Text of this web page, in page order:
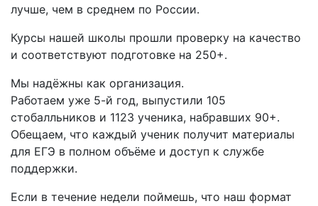
лучше, чем в среднем по России.
Курсы нашей школы прошли проверку на качество
и соответствуют подготовке на 250+.
Мы надёжны как организация.
Работаем уже 5-й год, выпустили 105
стобалльников и 1123 ученика, набравших 90+.
Обещаем, что каждый ученик получит материалы
для ЕГЭ в полном объёме и доступ к службе
поддержки.
Если в течение недели поймешь, что наш формат